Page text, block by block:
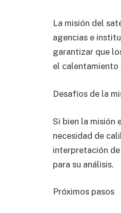
La misión del
agencias e
garantizar que
el calentamiento
Desafíos de la
Si bien la misión
necesidad de
interpretación
para su análisis.
Próximos pasos